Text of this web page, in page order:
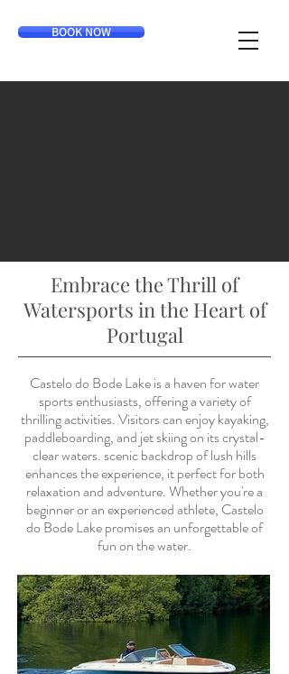
BOOK NOW
Embrace the Thrill of
Watersports in the Heart of
Portugal
Castelo do Bode Lake is a haven for water
sports enthusiasts, offering a variety of
thrilling activities. Visitors can enjoy kayaking,
paddleboarding, and jet skiing on its crystal-
clear waters. scenic backdrop of lush hills
enhances the experience, it perfect for both
relaxation and adventure. Whether you're a
beginner or an experienced athlete, Castelo
do Bode Lake promises an unforgettable of
fun on the water.